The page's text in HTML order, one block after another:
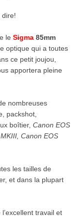
dire!
le Sigma85mm
optique qui a toutes
ce petit joujou,
apportera pleine
nombreuses
packshot,
boîtier, Canon EOS
Canon EOS
les tailles de
et dans la plupart
travail et